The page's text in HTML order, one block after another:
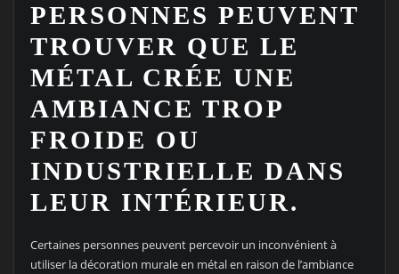
PERSONNES PEUVENT
TROUVER QUE LE
MÉTAL CRÉE UNE
AMBIANCE TROP
FROIDE OU
INDUSTRIELLE DANS
LEUR INTÉRIEUR.
Certaines personnes peuvent percevoir un inconvénient à
utiliser la décoration murale en métal en raison de l’ambiance